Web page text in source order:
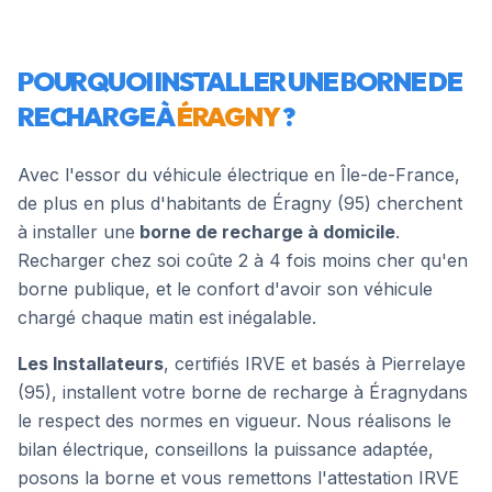
POURQUOI INSTALLER UNE BORNE DE
RECHARGE ÀÉRAGNY?
Avec l'essor du véhicule électrique en Île-de-France,
de plus en plus d'habitants de Éragny (95) cherchent
à installer une borne de recharge à domicile.
Recharger chez soi coûte 2 à 4 fois moins cher qu'en
borne publique, et le confort d'avoir son véhicule
chargé chaque matin est inégalable.
Les Installateurs, certifiés IRVE et basés à Pierrelaye
(95), installent votre borne de recharge à Éragnydans
le respect des normes en vigueur. Nous réalisons le
bilan électrique, conseillons la puissance adaptée,
posons la borne et vous remettons l'attestation IRVE